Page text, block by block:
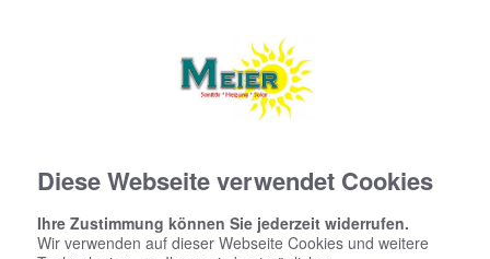
Diese Webseite verwendet Cookies
Ihre Zustimmung können Sie jederzeit widerrufen.
Wir verwenden auf dieser Webseite Cookies und weitere